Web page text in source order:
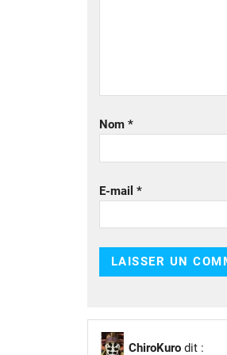
Nom *
E-mail *
ChiroKuro dit :